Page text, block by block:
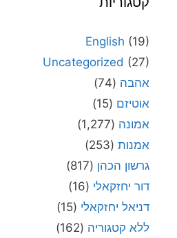
English (19)
Uncategorized (27)
אהבה (74)
אוטיזם (15)
אמונה (1,277)
אמנות (253)
גרשון הכהן (817)
דור יחזקאלי (16)
דניאל יחזקאלי (15)
ללא קטגוריה (162)